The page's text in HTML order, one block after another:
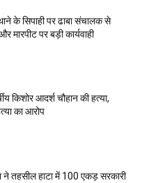
के सिपाही पर ढाबा संचालक से
मारपीट पर बड़ी कार्यवाही
किशोर आदर्श चौहान की हत्या,
का आरोप
तहसील हाटा में 100 एकड़ सरकारी